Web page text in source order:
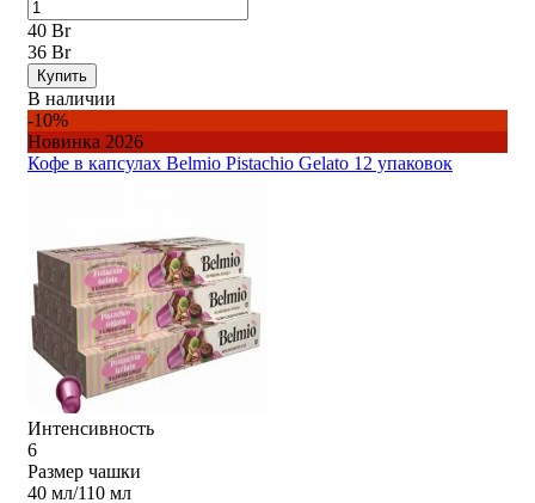
40 Br
36 Br
Купить
В наличии
-10%
Новинка 2026
Кофе в капсулах Belmio Pistachio Gelato 12 упаковок
Интенсивность
6
Размер чашки
40 мл/110 мл